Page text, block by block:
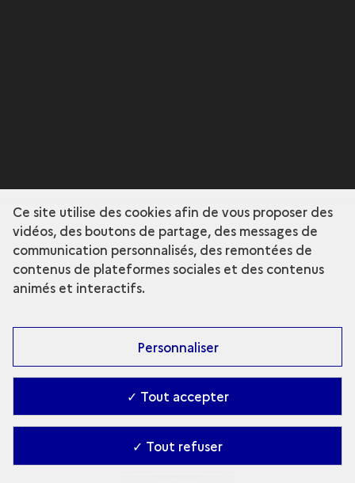
Ce site utilise des cookies afin de vous proposer des
vidéos, des boutons de partage, des messages de
communication personnalisés, des remontées de
contenus de plateformes sociales et des contenus
animés et interactifs.
Personnaliser
✓ Tout accepter
✓ Tout refuser